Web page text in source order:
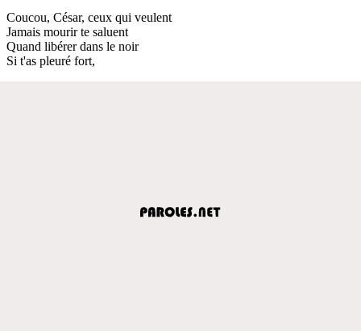
Coucou, César, ceux qui veulent
Jamais mourir te saluent
Quand libérer dans le noir
Si t'as pleuré fort,